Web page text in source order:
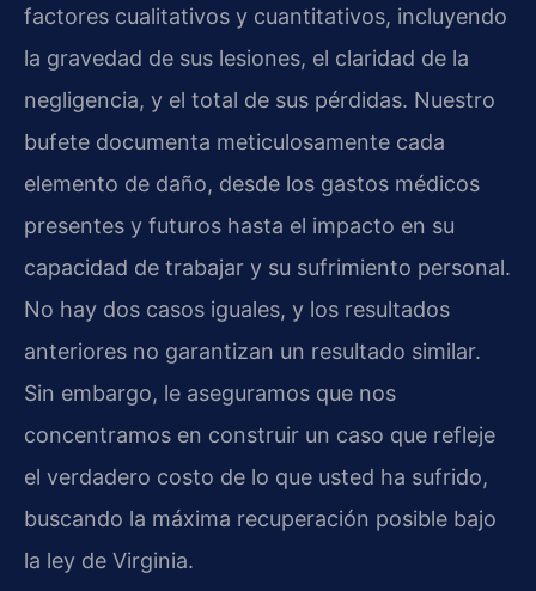
factores cualitativos y cuantitativos, incluyendo
la gravedad de sus lesiones, el claridad de la
negligencia, y el total de sus pérdidas. Nuestro
bufete documenta meticulosamente cada
elemento de daño, desde los gastos médicos
presentes y futuros hasta el impacto en su
capacidad de trabajar y su sufrimiento personal.
No hay dos casos iguales, y los resultados
anteriores no garantizan un resultado similar.
Sin embargo, le aseguramos que nos
concentramos en construir un caso que refleje
el verdadero costo de lo que usted ha sufrido,
buscando la máxima recuperación posible bajo
la ley de Virginia.